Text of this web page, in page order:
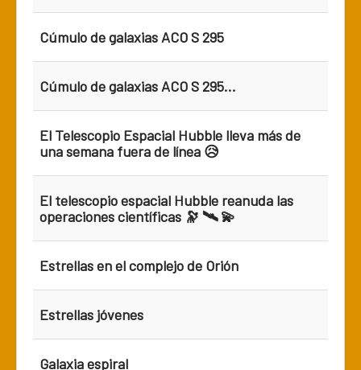
Cúmulo de galaxias ACO S 295
Cúmulo de galaxias ACO S 295...
El Telescopio Espacial Hubble lleva más de
una semana fuera de línea 😥
El telescopio espacial Hubble reanuda las
operaciones científicas 🔭 🛰️ 💫
Estrellas en el complejo de Orión
Estrellas jóvenes
Galaxia espiral